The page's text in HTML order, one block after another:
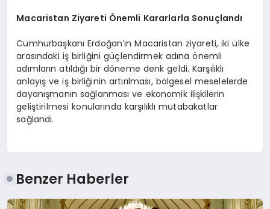
Macaristan Ziyareti Önemli Kararlarla Sonuçlandı
Cumhurbaşkanı Erdoğan’ın Macaristan ziyareti, iki ülke
arasındaki iş birliğini güçlendirmek adına önemli
adımların atıldığı bir döneme denk geldi. Karşılıklı
anlayış ve iş birliğinin artırılması, bölgesel meselelerde
dayanışmanın sağlanması ve ekonomik ilişkilerin
geliştirilmesi konularında karşılıklı mutabakatlar
sağlandı.
Benzer Haberler